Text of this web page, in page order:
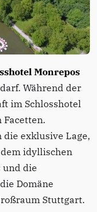
Monrepos
Während der
im Schlosshotel
exklusive Lage,
idyllischen
und die
Domäne
Stuttgart.